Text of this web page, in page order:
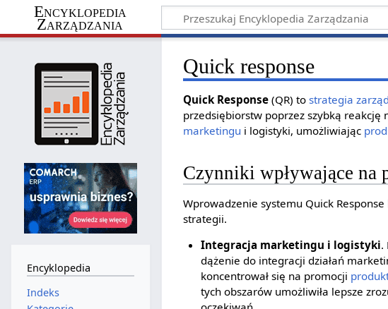
Encyklopedia
Zarządzania
Quick response
Quick Response (QR) tostrategia
przedsiębiorstw poprzez szybką
marketingu i logistyki, umożliwiając
Czynniki wpływające na
Wprowadzenie systemu Quick Response
strategii.
Integracja marketingu i logistyki.
dążenie do integracji działań
koncentrował się na promocji
tych obszarów umożliwiła lepsze
Encyklopedia
Indeks